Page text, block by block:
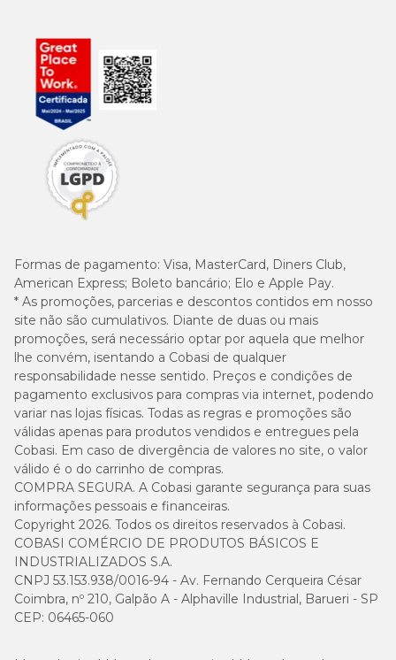
Formas de pagamento: Visa, MasterCard, Diners Club,
American Express; Boleto bancário; Elo e Apple Pay.
* As promoções, parcerias e descontos contidos em nosso
site não são cumulativos. Diante de duas ou mais
promoções, será necessário optar por aquela que melhor
lhe convém, isentando a Cobasi de qualquer
responsabilidade nesse sentido. Preços e condições de
pagamento exclusivos para compras via internet, podendo
variar nas lojas físicas. Todas as regras e promoções são
válidas apenas para produtos vendidos e entregues pela
Cobasi. Em caso de divergência de valores no site, o valor
válido é o do carrinho de compras.
COMPRA SEGURA. A Cobasi garante segurança para suas
informações pessoais e financeiras.
Copyright 2026. Todos os direitos reservados à Cobasi.
COBASI COMÉRCIO DE PRODUTOS BÁSICOS E
INDUSTRIALIZADOS S.A.
CNPJ 53.153.938/0016-94 - Av. Fernando Cerqueira César
Coimbra, nº 210, Galpão A - Alphaville Industrial, Barueri - SP
CEP: 06465-060